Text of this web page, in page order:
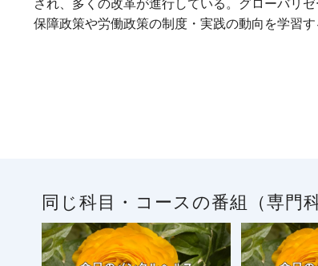
され、多くの改革が進行している。グローバリ
保障政策や労働政策の制度・実践の動向を学習
同じ科目・コースの番組（専門